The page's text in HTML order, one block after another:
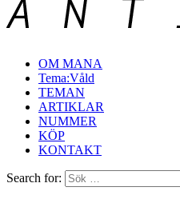
OM MANA
Tema:Våld
TEMAN
ARTIKLAR
NUMMER
KÖP
KONTAKT
Search for: